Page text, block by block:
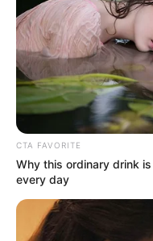
CTA FAVORITE
Why this ordinary drink
every day